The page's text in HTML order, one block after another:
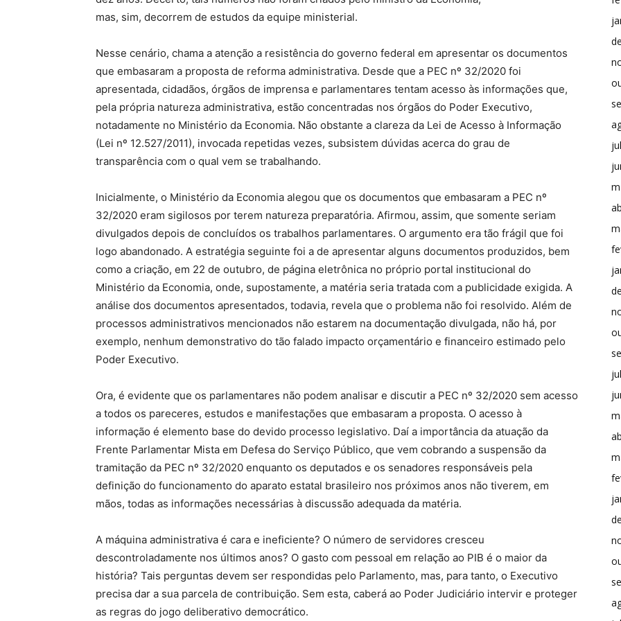
mas, sim, decorrem de estudos da equipe ministerial.
Nesse cenário, chama a atenção a resistência do governo federal em apresentar os documentos
que embasaram a proposta de reforma administrativa. Desde que a PEC nº 32/2020 foi
apresentada, cidadãos, órgãos de imprensa e parlamentares tentam acesso às informações que,
pela própria natureza administrativa, estão concentradas nos órgãos do Poder Executivo,
notadamente no Ministério da Economia. Não obstante a clareza da Lei de Acesso à Informação
(Lei nº 12.527/2011), invocada repetidas vezes, subsistem dúvidas acerca do grau de
transparência com o qual vem se trabalhando.
Inicialmente, o Ministério da Economia alegou que os documentos que embasaram a PEC nº
32/2020 eram sigilosos por terem natureza preparatória. Afirmou, assim, que somente seriam
divulgados depois de concluídos os trabalhos parlamentares. O argumento era tão frágil que foi
logo abandonado. A estratégia seguinte foi a de apresentar alguns documentos produzidos, bem
como a criação, em 22 de outubro, de página eletrônica no próprio portal institucional do
Ministério da Economia, onde, supostamente, a matéria seria tratada com a publicidade exigida. A
análise dos documentos apresentados, todavia, revela que o problema não foi resolvido. Além de
processos administrativos mencionados não estarem na documentação divulgada, não há, por
exemplo, nenhum demonstrativo do tão falado impacto orçamentário e financeiro estimado pelo
Poder Executivo.
Ora, é evidente que os parlamentares não podem analisar e discutir a PEC nº 32/2020 sem acesso
a todos os pareceres, estudos e manifestações que embasaram a proposta. O acesso à
informação é elemento base do devido processo legislativo. Daí a importância da atuação da
Frente Parlamentar Mista em Defesa do Serviço Público, que vem cobrando a suspensão da
tramitação da PEC nº 32/2020 enquanto os deputados e os senadores responsáveis pela
definição do funcionamento do aparato estatal brasileiro nos próximos anos não tiverem, em
mãos, todas as informações necessárias à discussão adequada da matéria.
A máquina administrativa é cara e ineficiente? O número de servidores cresceu
descontroladamente nos últimos anos? O gasto com pessoal em relação ao PIB é o maior da
história? Tais perguntas devem ser respondidas pelo Parlamento, mas, para tanto, o Executivo
precisa dar a sua parcela de contribuição. Sem esta, caberá ao Poder Judiciário intervir e proteger
as regras do jogo deliberativo democrático.